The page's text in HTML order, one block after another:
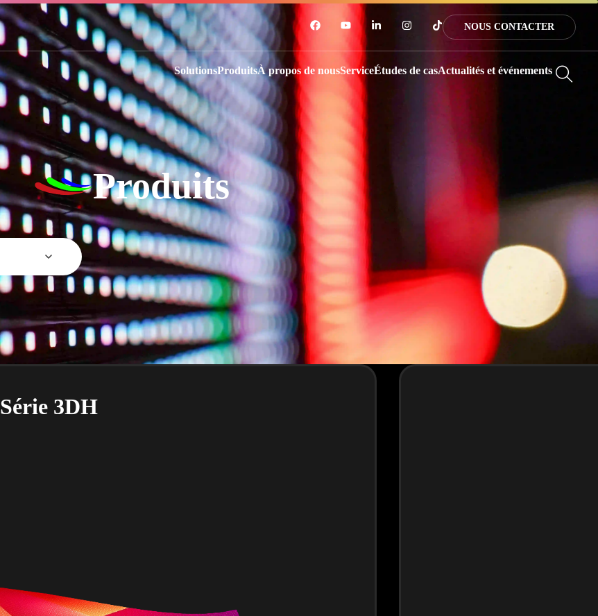
NOUS CONTACTER
SolutionsProduitsÀ propos de nousServiceÉtudes de casActualités et événements
Produits
Série 3DH